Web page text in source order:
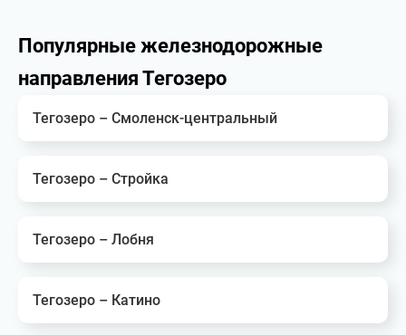
Популярные железнодорожные
направления Тегозеро
Тегозеро – Смоленск-центральный
Тегозеро – Стройка
Тегозеро – Лобня
Тегозеро – Катино